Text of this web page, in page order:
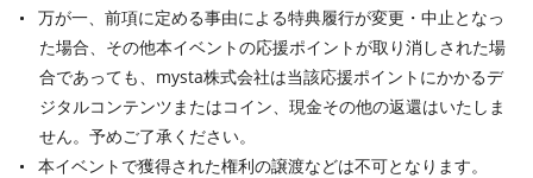
万が一、前項に定める事由による特典履行が変更・中止となっ
た場合、その他本イベントの応援ポイントが取り消しされた場
合であっても、mysta株式会社は当該応援ポイントにかかるデ
ジタルコンテンツまたはコイン、現金その他の返還はいたしま
せん。予めご了承ください。
本イベントで獲得された権利の譲渡などは不可となります。